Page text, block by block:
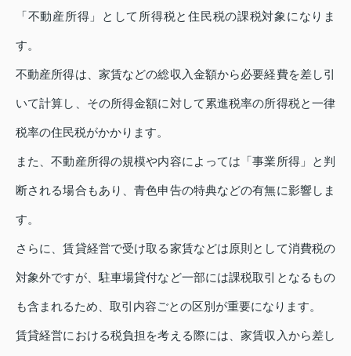
「不動産所得」として所得税と住民税の課税対象になりま
す。
不動産所得は、家賃などの総収入金額から必要経費を差し引
いて計算し、その所得金額に対して累進税率の所得税と一律
税率の住民税がかかります。
また、不動産所得の規模や内容によっては「事業所得」と判
断される場合もあり、青色申告の特典などの有無に影響しま
す。
さらに、賃貸経営で受け取る家賃などは原則として消費税の
対象外ですが、駐車場貸付など一部には課税取引となるもの
も含まれるため、取引内容ごとの区別が重要になります。
賃貸経営における税負担を考える際には、家賃収入から差し